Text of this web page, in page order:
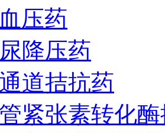
压药
降压药
道拮抗药
紧张素转化